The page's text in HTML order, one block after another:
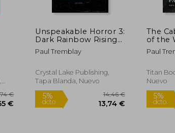
10,35 €
5%
dcto. 10,68 €
Unspeakable Horror 3:
Dark Rainbow Rising
(en Inglés)
Paul Tremblay
Crystal Lake Publishing,
Tapa Blanda, Nuevo
The
of the
the
Family
Choice.
Paul
Titan
Nuevo